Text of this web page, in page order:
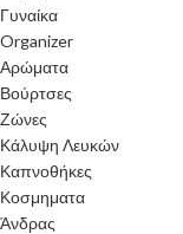
Γυναίκα
Organizer
Αρώματα
Βούρτσες
Ζώνες
Κάλυψη Λευκών
Καπνοθήκες
Κοσμηματα
Άνδρας